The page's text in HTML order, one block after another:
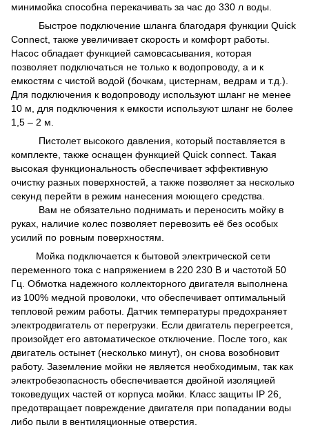
минимойка способна перекачивать за час до 330 л воды.
Быстрое подключение шланга благодаря функции Quick
Connect, также увеличивает скорость и комфорт работы.
Насос обладает функцией самовсасывания, которая
позволяет подключаться не только к водопроводу, а и к
емкостям с чистой водой (бочкам, цистернам, ведрам и т.д.).
Для подключения к водопроводу используют шланг не менее
10 м, для подключения к емкости используют шланг не более
1,5 – 2 м.
Пистолет высокого давления, который поставляется в
комплекте, также оснащен функцией Quick connect. Такая
высокая функциональность обеспечивает эффективную
очистку разных поверхностей, а также позволяет за несколько
секунд перейти в режим нанесения моющего средства.
Вам не обязательно поднимать и переносить мойку в
руках, наличие колес позволяет перевозить её без особых
усилий по ровным поверхностям.
Мойка подключается к бытовой электрической сети
переменного тока с напряжением в 220 230 В и частотой 50
Гц. Обмотка надежного коллекторного двигателя выполнена
из 100% медной проволоки, что обеспечивает оптимальный
тепловой режим работы. Датчик температуры предохраняет
электродвигатель от перегрузки. Если двигатель перегреется,
произойдет его автоматическое отключение. После того, как
двигатель остынет (несколько минут), он снова возобновит
работу. Заземление мойки не является необходимым, так как
электробезопасность обеспечивается двойной изоляцией
токоведущих частей от корпуса мойки. Класс защиты IP 26,
предотвращает повреждение двигателя при попадании воды
либо пыли в вентиляционные отверстия.